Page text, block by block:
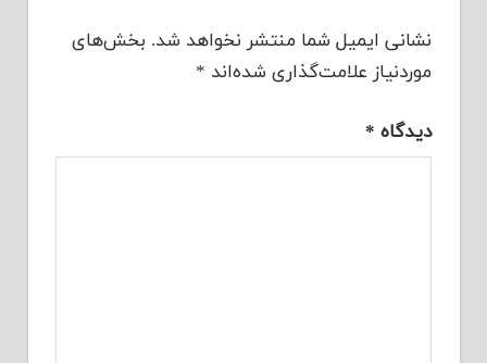
نشانی ایمیل شما منتشر نخواهد شد. بخش‌های
موردنیاز علامت‌گذاری شده‌اند *
دیدگاه *